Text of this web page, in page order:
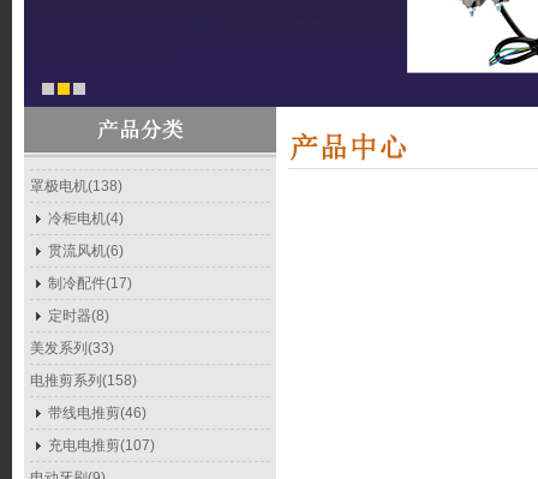
罩极电机(138)
冷柜电机(4)
贯流风机(6)
制冷配件(17)
定时器(8)
美发系列(33)
电推剪系列(158)
带线电推剪(46)
充电电推剪(107)